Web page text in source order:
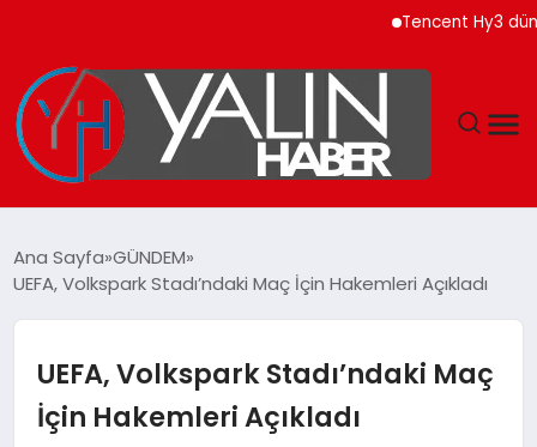
Tencent Hy3 dünya
SPOR
DÜNYA
EKONOMİ
Ana Sayfa GÜNDEM
UEFA, Volkspark Stadı’ndaki Maç İçin Hakemleri Açıkladı
UEFA, Volkspark Stadı’ndaki Maç
İçin Hakemleri Açıkladı